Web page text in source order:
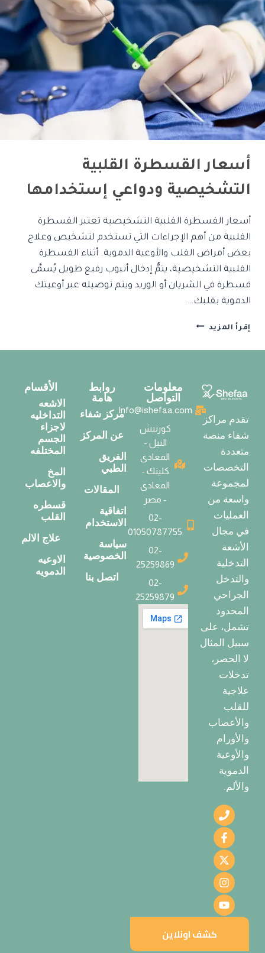
أسعار القسطرة القلبية
التشخيصية ودواعي إستخدامها
أسعار القسطرة القلبية التشخيصية تعتبر القسطرة
القلبية من أهم الإجراءات التي تستخدم لتشخيص وعلاج
بعض أمراض القلب والأوعية الدموية. أثناء القسطرة
القلبية التشخيصية، يتمُّ إدخال أنبوب رفيع طويل يُسمَّى
قسطرة في الشريان أو الوريد ويتم توصيله عبر أوعيتك
الدموية بقلبك….
إقرأ المزيد
تقدم مراكز
شفاء منصة
متعددة
التخصصات
لمجموعة
واسعة من
العمليات
في مجال
الأشعة
التدخلية
والتدخل
الجراحي
المحدود
تشمل، على
سبيل المثال
لا الحصر،
تدخلات
علاجية
للقلب
والأعصاب
والأورام
والأوعية
الدموية
والألم.
كشف اونلاين
روابط
هامة
مركز شفاء
عن المركز
الفريق
الطبي
المقالات
اتفاقية
الاستخدام
سياسة
الخصوصية
اتصل بنا
الأقسام
الاشعه
التداخليه
لاجزاء
الجسم
المختلفه
المخ
والاعصاب
قسطره
القلب
علاج الالم
الاوعيه
الدمويه
معلومات
التواصل
Info@ishefaa.com
كورنيش
النيل -
المعادى
كلينك -
المعادى
- مصر
02-
01050787755
02-
25259869
02-
25259879